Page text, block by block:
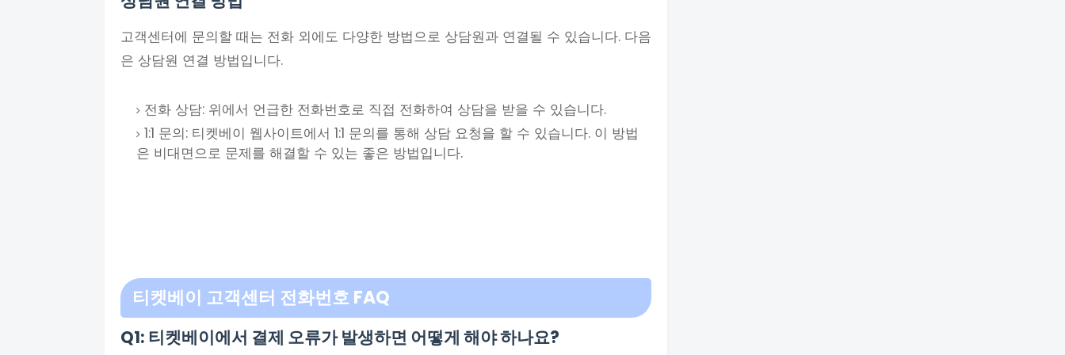
고객센터에 문의할 때는 전화 외에도 다양한 방법으로 상담원과 연결될 수 있습니다. 다음
은 상담원 연결 방법입니다.
전화 상담: 위에서 언급한 전화번호로 직접 전화하여 상담을 받을 수 있습니다.
1:1 문의: 티켓베이 웹사이트에서 1:1 문의를 통해 상담 요청을 할 수 있습니다. 이 방법
은 비대면으로 문제를 해결할 수 있는 좋은 방법입니다.
티켓베이 고객센터 전화번호 FAQ
Q1: 티켓베이에서 결제 오류가 발생하면 어떻게 해야 하나요?